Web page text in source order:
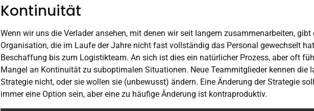
Kontinuität
Wenn wir uns die Verlader ansehen, mit denen wir seit langem zusammenarbeiten, gibt
Organisation, die im Laufe der Jahre nicht fast vollständig das Personal gewechselt
Beschaffung bis zum Logistikteam. An sich ist dies ein natürlicher Prozess, aber oft
Mangel an Kontinuität zu suboptimalen Situationen. Neue Teammitglieder kennen die
Strategie nicht, oder sie wollen sie (unbewusst) ändern. Eine Änderung der Strategie
immer eine Option sein, aber eine zu häufige Änderung ist kontraproduktiv.